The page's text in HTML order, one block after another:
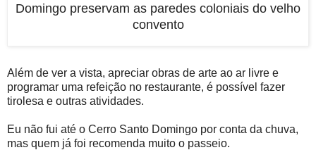
Domingo preservam as paredes coloniais do velho
convento
Além de ver a vista, apreciar obras de arte ao ar livre e
programar uma refeição no restaurante, é possível fazer
tirolesa e outras atividades.
Eu não fui até o Cerro Santo Domingo por conta da chuva,
mas quem já foi recomenda muito o passeio.